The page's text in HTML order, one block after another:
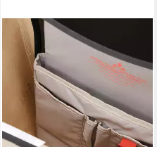
VAUDE
Wanderrucksack Clubride
Urban 17 (Kein Set), 17 Liter
Cityrucksack zum Radfahren
im Alltag
lieferbar - in 2-3 Werktagen bei dir